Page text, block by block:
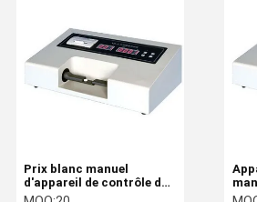
Prix blanc manuel
d'appareil de contrôle de
dureté du comprimé YD-2